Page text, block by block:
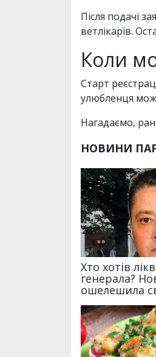
Після подачі
ветлікарів.
Коли
Старт
улюбленця
Нагадаємо,